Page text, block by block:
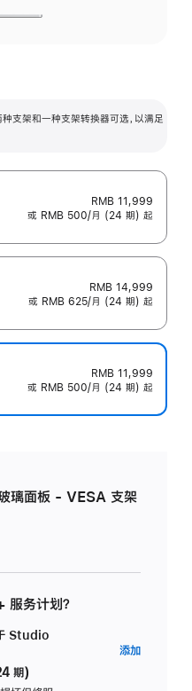
架和一种支架转换器可选，以满足
RMB 11,999
或 RMB 500/月 (24 期) 起
RMB 14,999
或 RMB 625/月 (24 期) 起
RMB 11,999
或 RMB 500/月 (24 期) 起
面板 - VESA 支架
务计划？
Studio
期)
添加